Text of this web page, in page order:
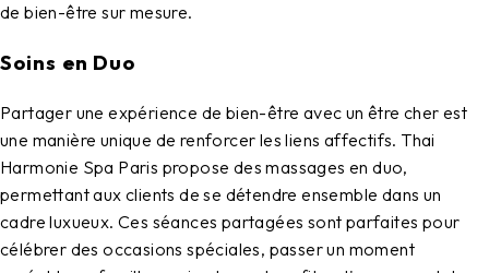
de bien-être sur mesure.
Soins en Duo
Partager une expérience de bien-être avec un être cher est
une manière unique de renforcer les liens affectifs. Thai
Harmonie Spa Paris propose des massages en duo,
permettant aux clients de se détendre ensemble dans un
cadre luxueux. Ces séances partagées sont parfaites pour
célébrer des occasions spéciales, passer un moment